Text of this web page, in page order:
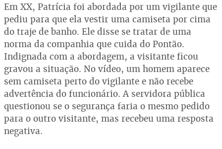
Em XX, Patrícia foi abordada por um vigilante que
pediu para que ela vestir uma camiseta por cima
do traje de banho. Ele disse se tratar de uma
norma da companhia que cuida do Pontão.
Indignada com a abordagem, a visitante ficou
gravou a situação. No vídeo, um homem aparece
sem camiseta perto do vigilante e não recebe
advertência do funcionário. A servidora pública
questionou se o segurança faria o mesmo pedido
para o outro visitante, mas recebeu uma resposta
negativa.